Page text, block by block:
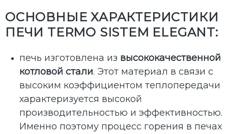
ОСНОВНЫЕ ХАРАКТЕРИСТИКИ
ПЕЧИ TERMO SISTEM ELEGANT:
печь изготовлена ​​из высококачественной
котловой стали. Этот материал в связи с
высоким коэффициентом теплопередачи
характеризуется высокой
производительностью и эффективностью.
Именно поэтому процесс горения в печах